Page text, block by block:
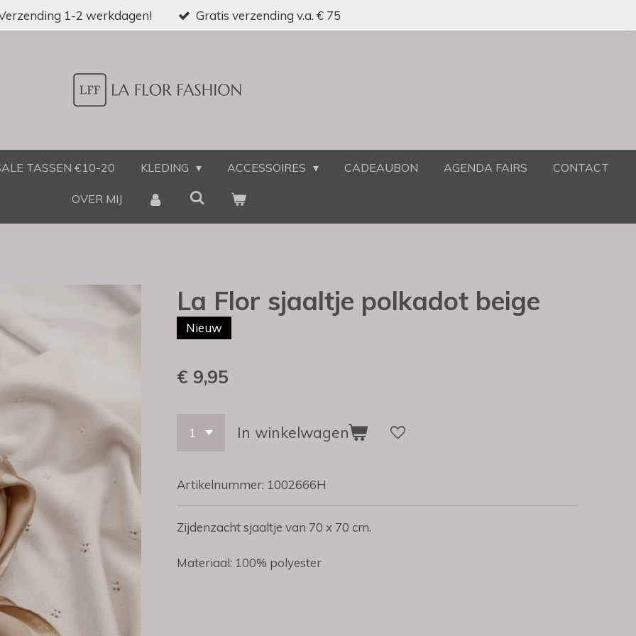
1-2 werkdagen! Gratis verzending v.a. € 75
TASSEN €10-20 KLEDING ACCESSOIRES CADEAUBON AGENDA FAIRS CONTACT
OVER MIJ
La Flor sjaaltje polkadot beige
Nieuw
€ 9,95
In winkelwagen
Artikelnummer: 1002666H
Zijdenzacht sjaaltje van 70 x 70 cm.
Materiaal: 100% polyester